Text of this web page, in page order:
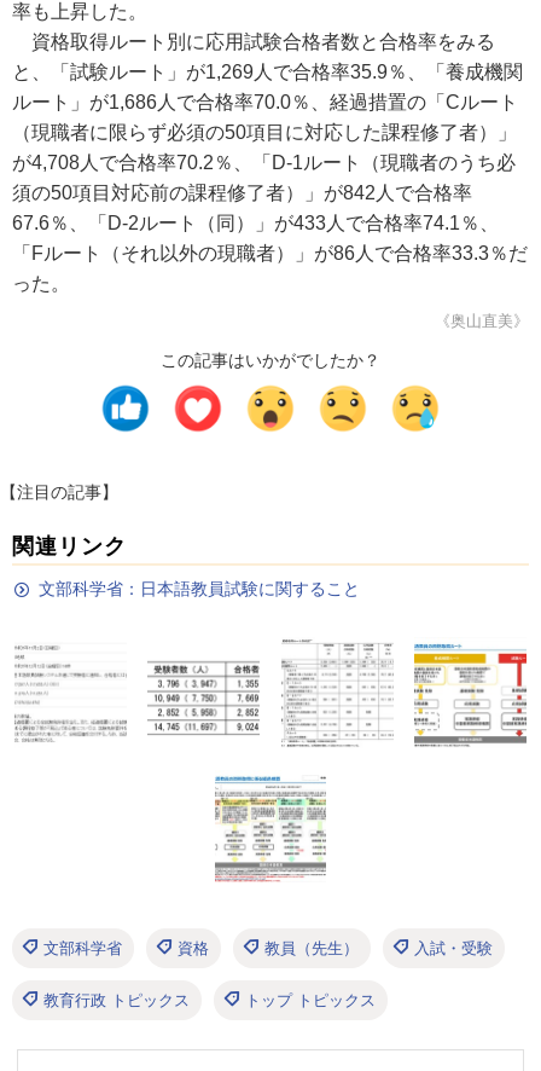
率も上昇した。
資格取得ルート別に応用試験合格者数と合格率をみる
と、「試験ルート」が1,269人で合格率35.9％、「養成機関
ルート」が1,686人で合格率70.0％、経過措置の「Cルート
（現職者に限らず必須の50項目に対応した課程修了者）」
が4,708人で合格率70.2％、「D-1ルート（現職者のうち必
須の50項目対応前の課程修了者）」が842人で合格率
67.6％、「D-2ルート（同）」が433人で合格率74.1％、
「Fルート（それ以外の現職者）」が86人で合格率33.3％だ
った。
《奥山直美》
この記事はいかがでしたか？
【注目の記事】
関連リンク
文部科学省：日本語教員試験に関すること
文部科学省 資格 教員（先生） 入試・受験
教育行政 トピックス トップ トピックス